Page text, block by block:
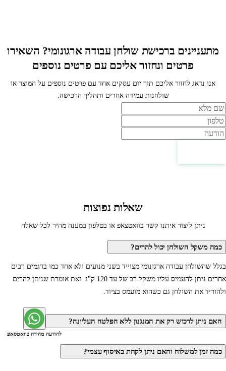
מתעניינים ברכישת שולחן עבודה ארגונומי? השאירו
פרטים ונחזור אליכם עם פרטים נוספים
אנו נדאג לחזור אליכם תוך יום עסקים אחד עם פרטים נוספים על המוצר או
שולחנות עמידה אחרים ותהליך הרכישה.
שם
טלפון
הודעה
שאלות נפוצות
ניתן ליצור איתנו קשר בוואטצאפ או בטלפון במענה מהיר לכל שאלה
כמה משקל השולחן יכול להרים?
בגלל שהשולחן עבודה ארגונומי מצוייד בשני מנועים ולא אחד כמו בדגמים רבים
אחרים ניתן להעמיס עליו משקל רב של עד 120 ק"ג. זאת אומרת שניתן להרים
ולהוריד את השולחן גם כשהוא מועמס בציוד.
האם ניתן לרכוש רק את המנגנון ללא הפלטה העליונה?
כמה זמן למשלוח והאם ניתן לקחת באיסוף עצמי?
להודעה מהירה בוואטסאפ